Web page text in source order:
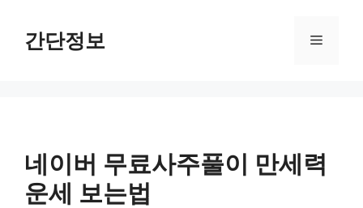
간단정보 메
네이버 무료사주풀이 만세력
운세 보는법